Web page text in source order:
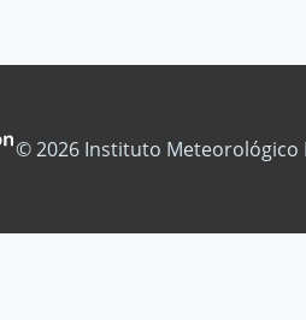
© 2026 Instituto Meteorológico